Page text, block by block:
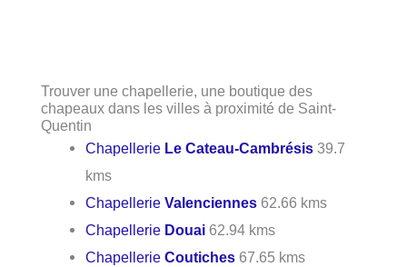
Trouver une chapellerie, une boutique des
chapeaux dans les villes à proximité de Saint-
Quentin
Chapellerie Le Cateau-Cambrésis 39.7
kms
ChapellerieValenciennes 62.66 kms
Chapellerie Douai 62.94 kms
ChapellerieCoutiches 67.65 kms